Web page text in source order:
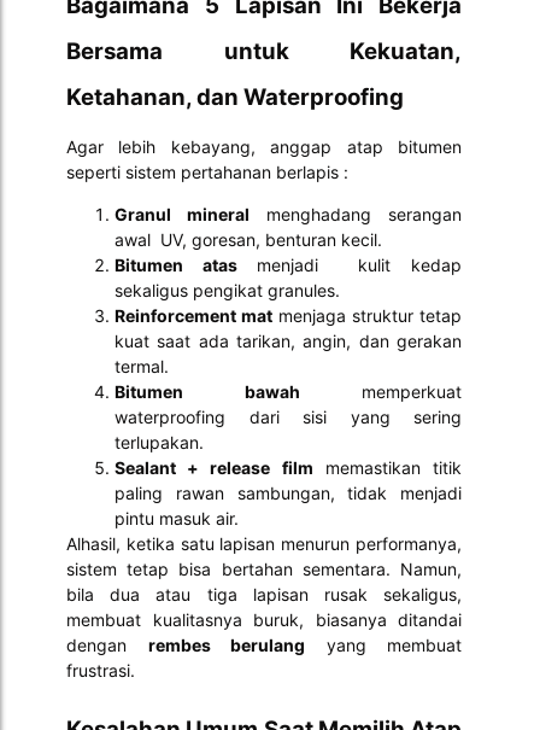
Bersama untuk Kekuatan,
Ketahanan, dan Waterproofing
Agar lebih kebayang, anggap atap bitumen
seperti sistem pertahanan berlapis :
Granul mineral menghadang serangan
awal UV, goresan, benturan kecil.
Bitumen atasmenjadi kulit kedap
sekaligus pengikat granules.
Reinforcement mat menjaga struktur tetap
kuat saat ada tarikan, angin, dan gerakan
termal.
Bitumen bawah memperkuat
waterproofing dari sisi yang sering
terlupakan.
Sealant + release film memastikan titik
paling rawan sambungan, tidak menjadi
pintu masuk air.
Alhasil, ketika satu lapisan menurun performanya,
sistem tetap bisa bertahan sementara. Namun,
bila dua atau tiga lapisan rusak sekaligus,
membuat kualitasnya buruk, biasanya ditandai
dengan rembes berulang yang membuat
frustrasi.